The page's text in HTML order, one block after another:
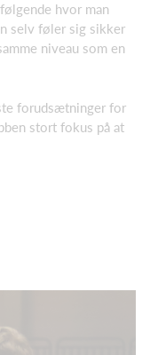
hvor man
selv føler sig sikker
niveau som en
forudsætninger for
stort fokus på at